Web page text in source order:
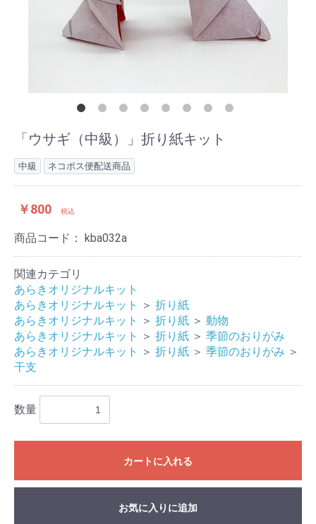
「ウサギ（中級）」折り紙キット
中級 ネコポス便配送商品
￥800 税込
商品コード： kba032a
関連カテゴリ
あらきオリジナルキット
あらきオリジナルキット
＞ 折り紙
あらきオリジナルキット
＞ 折り紙 ＞ 動物
あらきオリジナルキット
＞ 折り紙 ＞ 季節のおりがみ
あらきオリジナルキット
＞ 折り紙 ＞ 季節のおりがみ ＞
干支
数量
カートに入れる
お気に入りに追加